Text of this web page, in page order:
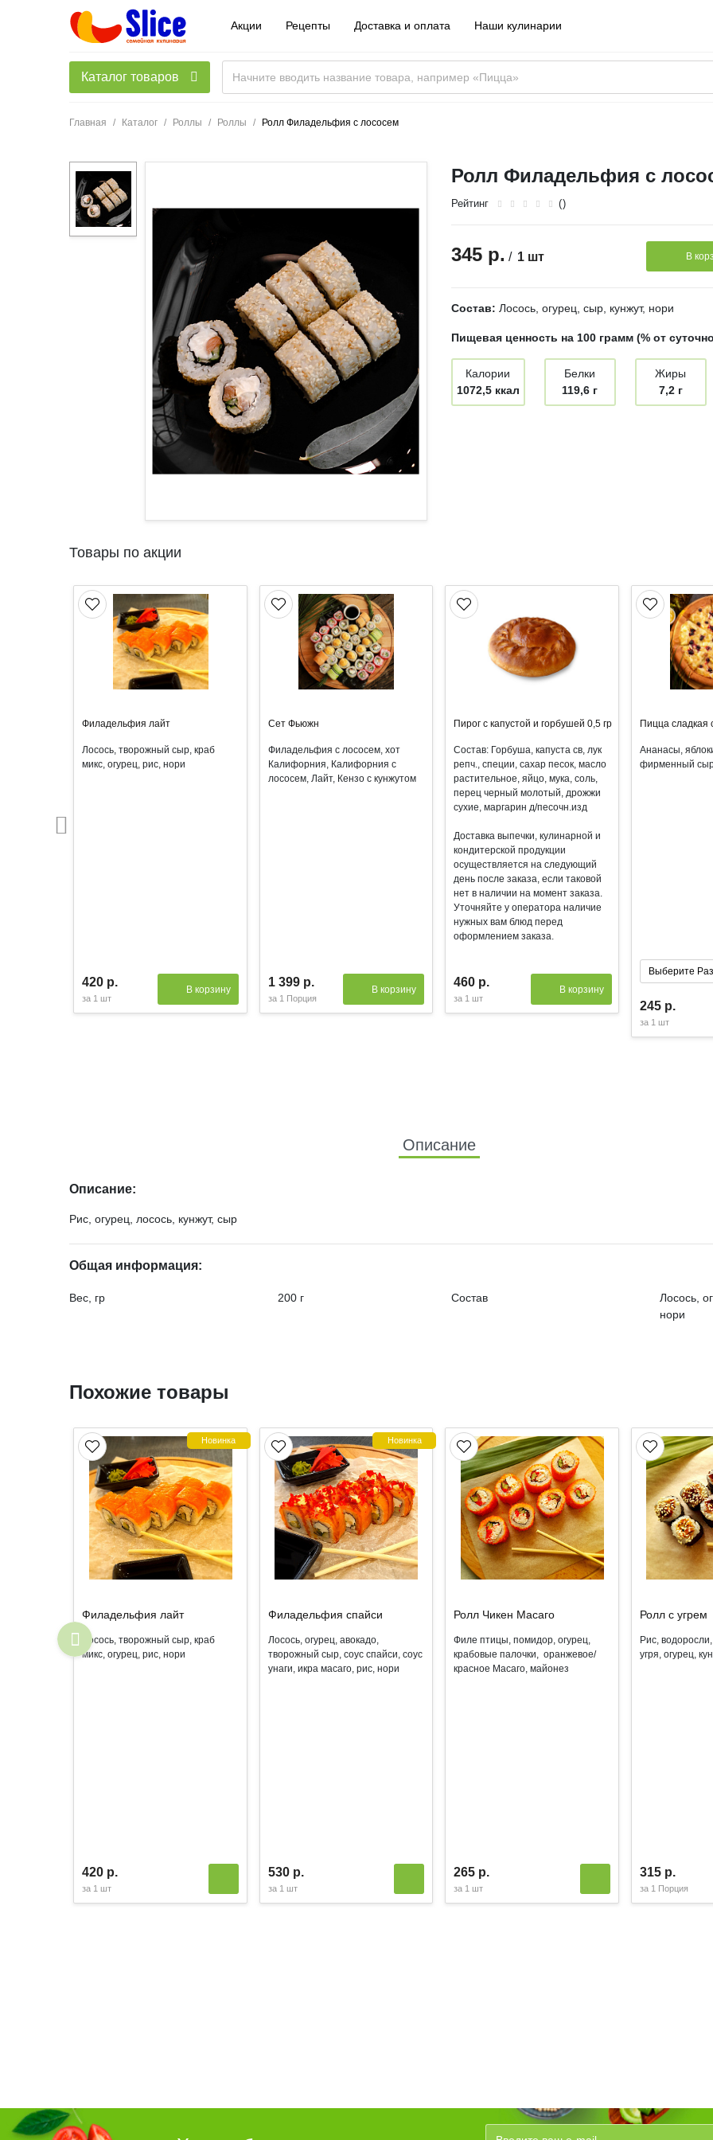
Акции Рецепты Доставка и оплата Наши кулинарии
Каталог товаров
Главная Каталог Роллы Роллы Ролл Филадельфия с лососем
Ролл Филадельфия с
Рейтинг ()
345 р. / 1 шт В
Состав: Лосось, огурец, сыр, кунжут, нори
Пищевая ценность на 100 грамм (% от
Калории
1072,5 ккал
Белки
119,6 г
Жиры
7,2 г
Товары по акции
Филадельфия лайт
Лосось, творожный сыр, краб
микс, огурец, рис, нори
420 р.
за 1 шт
В корзину
Сет Фьюжн
Филадельфия с лососем, хот
Калифорния, Калифорния с
лососем, Лайт, Кензо с кунжутом
1 399 р.
за 1 Порция
В корзину
Пирог с капустой и горбушей 0,5 гр
Состав: Горбуша, капуста св, лук
репч., специи, сахар песок, масло
растительное, яйцо, мука, соль,
перец черный молотый, дрожжи
сухие, маргарин д/песочн.изд
Доставка выпечки, кулинарной и
кондитерской продукции
осуществляется на следующий
день после заказа, если таковой
нет в наличии на момент заказа.
Уточняйте у оператора наличие
нужных вам блюд перед
оформлением заказа.
460 р.
за 1 шт
В корзину
Пицца сладкая
Ананасы,
фирменный
Выберите
Средняя 33 см
Большая 39
245 р.
за 1 шт
Описание
Описание:
Рис, огурец, лосось, кунжут, сыр
Общая информация:
Вес, гр 200 г Состав
Лосось,
нори
Похожие товары
Новинка
Филадельфия лайт
Лосось, творожный сыр, краб
микс, огурец, рис, нори
420 р.
за 1 шт
Новинка
Филадельфия спайси
Лосось, огурец, авокадо,
творожный сыр, соус спайси, соус
унаги, икра масаго, рис, нори
530 р.
за 1 шт
Ролл Чикен Масаго
Филе птицы, помидор, огурец,
крабовые палочки, оранжевое/
красное Масаго, майонез
265 р.
за 1 шт
Ролл с угрем
Рис,
угря, огурец,
315 р.
за 1 Порция